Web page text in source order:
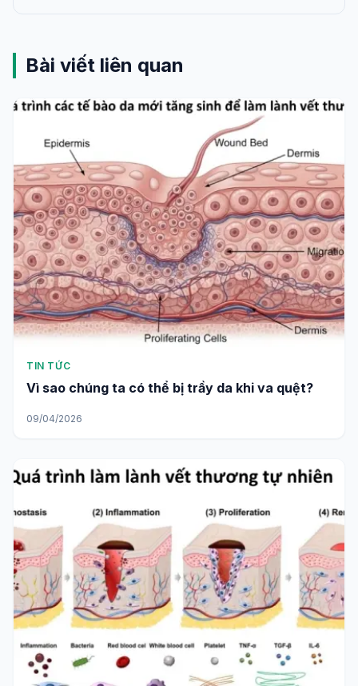
Bài viết liên quan
TIN TỨC
Vì sao chúng ta có thể bị trầy da khi va quệt?
09/04/2026